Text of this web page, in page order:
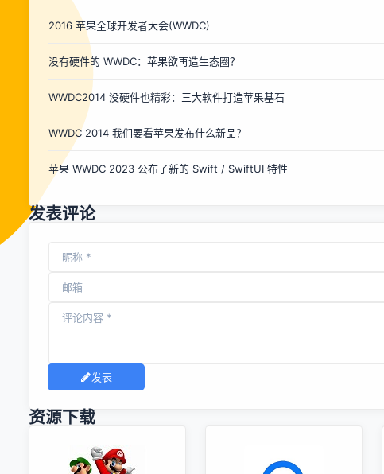
Fuchsia 中用 Magenta 取代 Linux 内核，新操作系统将支持
ARM、x86 和 MIPS 处理器架构，能运行在使用英特尔处理
器的笔记本电脑上。Google 为新操作系统开发了新的 API
Mojo，而 Android 预计将会作为旧 API 和运行时运行在
Chromium，它将被用于创建 Andromeda 应用，支持
C/C++、Dart、Go、Java、Python 和 Rust 语言。Matte 猜
测 C/C++ 将用于原生应用开发，Go 用于网络，Java 用于
Android，Py...
2016 苹果全球开发者大会(WWDC)
没有硬件的 WWDC：苹果欲再造生态圈？
WWDC2014 没硬件也精彩：三大软件打造苹果基石
WWDC 2014 我们要看苹果发布什么新品？
苹果 WWDC 2023 公布了新的 Swift / SwiftUI 特性
发表评论
发表
资源下载